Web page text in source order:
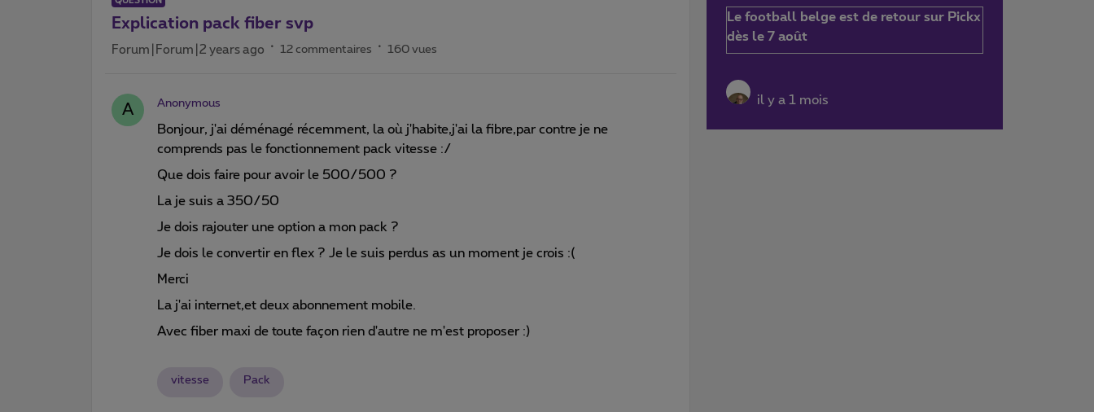
Explication pack fiber svp
Forum|Forum|2 years ago 12 commentaires 160 vues
A Anonymous
Bonjour, j'ai déménagé récemment, la où j'habite,j'ai la fibre,par contre je ne
comprends pas le fonctionnement pack vitesse :/
Que dois faire pour avoir le 500/500 ?
La je suis a 350/50
Je dois rajouter une option a mon pack ?
Je dois le convertir en flex ? Je le suis perdus as un moment je crois :(
Merci
La j'ai internet,et deux abonnement mobile.
Avec fiber maxi de toute façon rien d'autre ne m'est proposer :)
vitesse Pack
Le football belge est de retour sur Pickx
dès le 7 août
il y a 1 mois